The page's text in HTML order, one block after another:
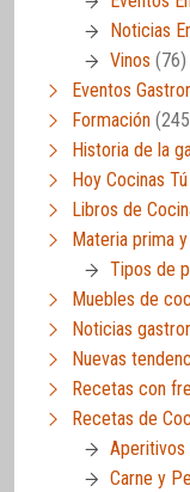
Noticias
Vinos (76)
Eventos
Formación
Historia de la
Hoy Cocinas Tú
Libros de
Materia prima
Tipos de
Muebles de
Noticias
Nuevas
Recetas con
Recetas de
Aperitivos
Carne y